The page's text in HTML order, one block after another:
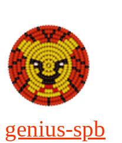
genius-spb